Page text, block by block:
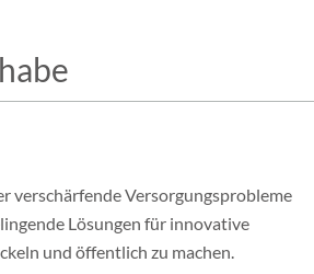
verschärfende Versorgungsprobleme
Lösungen für innovative
und öffentlich zu machen.